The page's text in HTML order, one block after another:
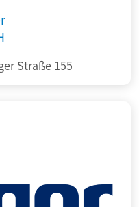
Straße 155